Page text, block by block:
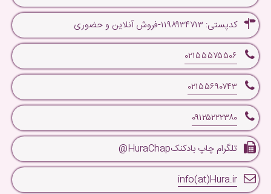
کدپستی: ۱۱۹۸۹۳۴۷۱۳-فروش آنلاین و حضوری
۰۲۱۵۵۵۷۵۵۰۶
۰۲۱۵۵۶۹۰۷۴۳
۰۹۱۲۵۲۲۲۳۸۰
تلگرام چاپ بادکنکHuraChap@
info(at)Hura.ir